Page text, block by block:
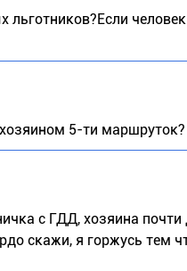
5-ти маршруток?
с ГДД, хозяина почти
скажи, я горжусь тем